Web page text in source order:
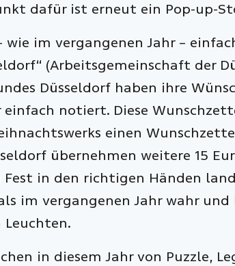
dafür ist erneut ein Pop-up-
wie im vergangenen Jahr –
(Arbeitsgemeinschaft der
Düsseldorf haben ihre
einfach notiert. Diese
einen
übernehmen weitere 15
in den richtigen Händen
im vergangenen Jahr wahr
in diesem Jahr von Puzzle,